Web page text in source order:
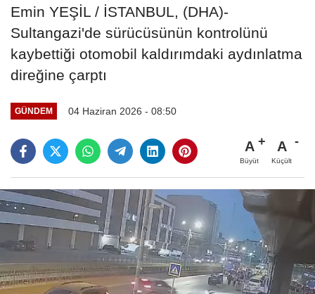
Emin YEŞİL / İSTANBUL, (DHA)-
Sultangazi'de sürücüsünün kontrolünü
kaybettiği otomobil kaldırımdaki aydınlatma
direğine çarptı
GÜNDEM 04 Haziran 2026 - 08:50
A
Büyüt
A
Küçült